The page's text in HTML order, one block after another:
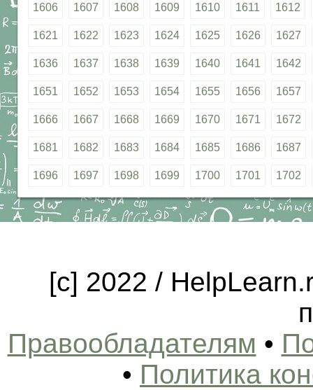
1606 1607 1608 1609 1610 1611 1612
1621 1622 1623 1624 1625 1626 1627
1636 1637 1638 1639 1640 1641 1642
1651 1652 1653 1654 1655 1656 1657
1666 1667 1668 1669 1670 1671 1672
1681 1682 1683 1684 1685 1686 1687
1696 1697 1698 1699 1700 1701 1702
[c] 2022 /
Правообладателям •
• Политика